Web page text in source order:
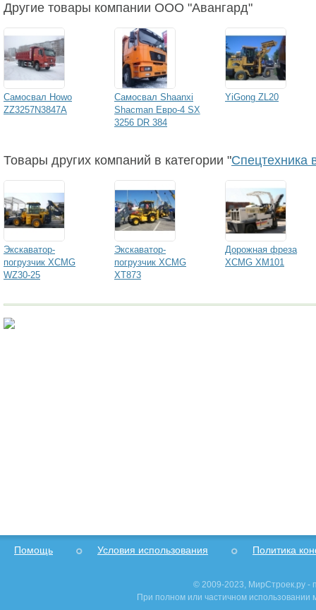
Другие товары компании ООО "Авангард"
Самосвал Howo
ZZ3257N3847A
Самосвал Shaanxi
Shacman Евро-4 SX
3256 DR 384
YiGong ZL20
Товары других компаний в категории "Спецтехника
Экскаватор-
погрузчик XCMG
WZ30-25
Экскаватор-
погрузчик XCMG
XT873
Дорожная фреза
XCMG XM101
Помощь Условия использования Политика
© 2009-2023, МирСтроек.ру -
При полном или частичном использовании